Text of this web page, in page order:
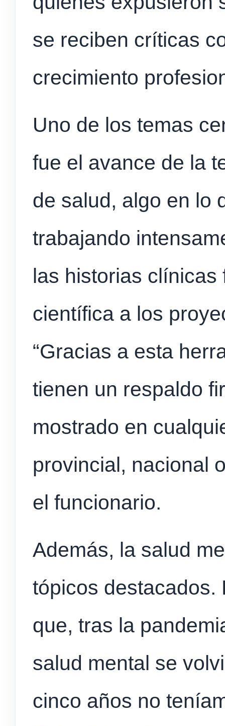
se reciben críticas
crecimiento
Uno de los temas
fue el avance de la
de salud, algo en lo
trabajando
las historias
científica a los
“Gracias a esta
tienen un respaldo
mostrado en
provincial, nacional
el funcionario.
Además, la salud
tópicos destacados.
que, tras la
salud mental se
cinco años no